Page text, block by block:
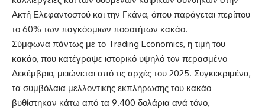
Ακτή Ελεφαντοστού και την Γκάνα, όπου παράγεται περίπου
το 60% των παγκόσμιων ποσοτήτων κακάο.
Σύμφωνα πάντως με το Trading Economics, η τιμή του
κακάο, που κατέγραψε ιστορικό υψηλό τον περασμένο
Δεκέμβριο, μειώνεται από τις αρχές του 2025. Συγκεκριμένα,
τα συμβόλαια μελλοντικής εκπλήρωσης του κακάο
βυθίστηκαν κάτω από τα 9.400 δολάρια ανά τόνο,